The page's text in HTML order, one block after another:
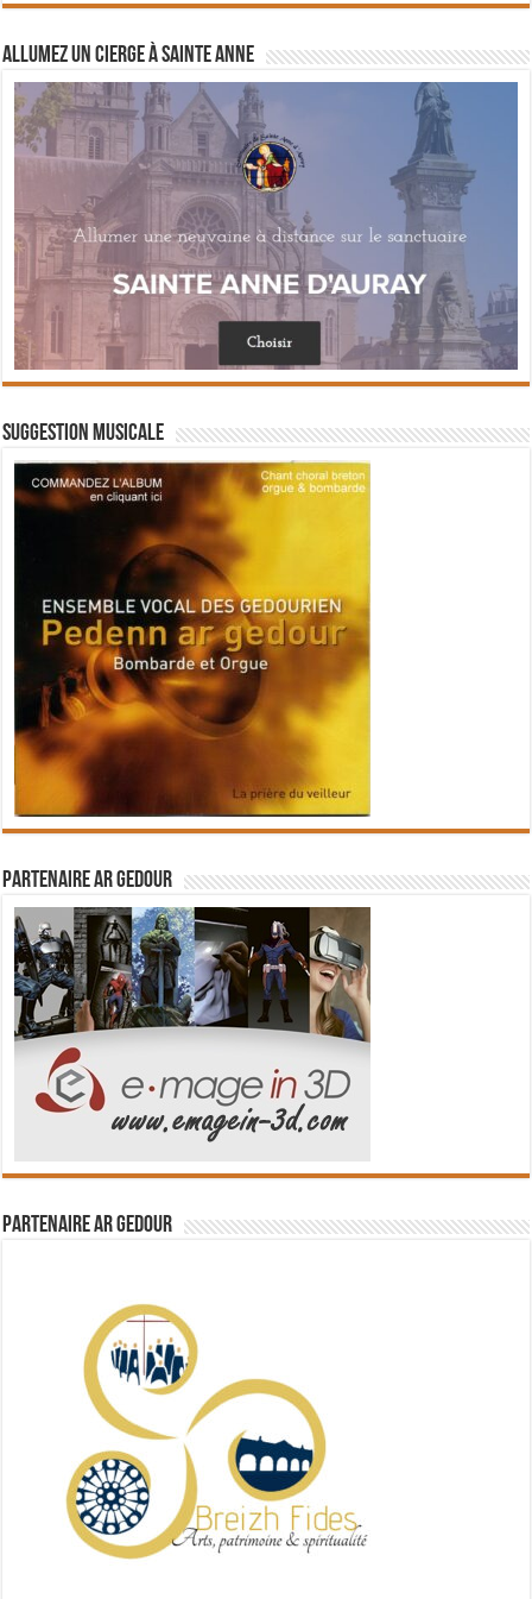
Allumez un cierge à Sainte Anne
Suggestion musicale
Partenaire Ar Gedour
Partenaire Ar Gedour